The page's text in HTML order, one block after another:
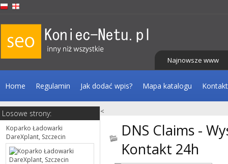
Najnowsze www
Home Regulamin Jak dodać wpis? Mapa katalogu Kontakt
<
Losowe strony:
Koparko Ładowarki
DareXplant, Szczecin
DNS Claims -
Kontakt 24h